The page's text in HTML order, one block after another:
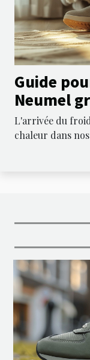
Guide
Neumel
robe
L'arrivée du
chaleur dans